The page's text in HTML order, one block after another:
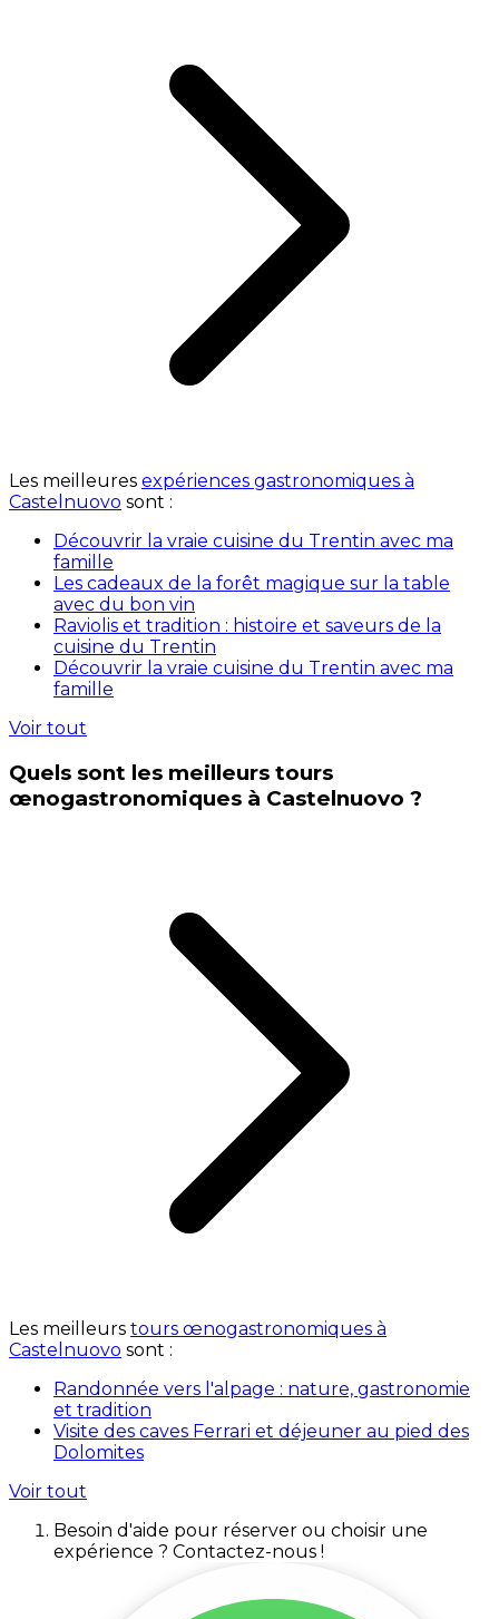
Les meilleures expériences gastronomiques à
Castelnuovo sont :
Découvrir la vraie cuisine du Trentin avec ma
famille
Les cadeaux de la forêt magique sur la table
avec du bon vin
Raviolis et tradition : histoire et saveurs de la
cuisine du Trentin
Découvrir la vraie cuisine du Trentin avec ma
famille
Voir tout
Quels sont les meilleurs tours
œnogastronomiques à Castelnuovo ?
Les meilleurs tours œnogastronomiques à
Castelnuovo sont :
Randonnée vers l'alpage : nature, gastronomie
et tradition
Visite des caves Ferrari et déjeuner au pied des
Dolomites
Voir tout
Besoin d'aide pour réserver ou choisir une
expérience ? Contactez-nous !